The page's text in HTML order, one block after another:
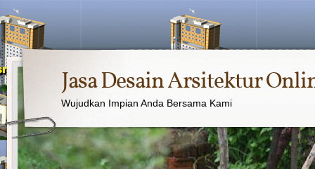
Jasa Desain Arsitektur
Wujudkan Impian Anda Bersama Kami